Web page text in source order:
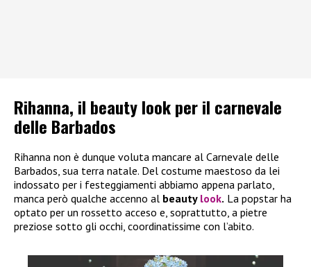
Rihanna, il beauty look per il carnevale
delle Barbados
Rihanna non è dunque voluta mancare al Carnevale delle
Barbados, sua terra natale. Del costume maestoso da lei
indossato per i festeggiamenti abbiamo appena parlato,
manca però qualche accenno al beauty look. La popstar ha
optato per un rossetto acceso e, soprattutto, a pietre
preziose sotto gli occhi, coordinatissime con l’abito.